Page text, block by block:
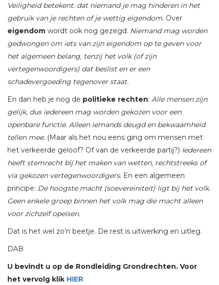
Veiligheid betekent: dat niemand je mag hinderen in het
gebruik van je rechten of je wettig eigendom. Over
eigendom wordt ook nog gezegd: Niemand mag worden
gedwongen om iets van zijn eigendom op te geven voor
het algemeen belang, tenzij het volk (of zijn
vertegenwoordigers) dat beslist en er een
schadevergoeding tegenover staat.
En dan heb je nog de politieke rechten: Alle mensen zijn
gelijk, dus iedereen mag worden gekozen voor een
openbare functie. Alleen iemands deugd en bekwaamheid
tellen mee. (Maar als het nou eens ging om mensen met
het verkeerde geloof? Of van de verkeerde partij?) Iedereen
heeft stemrecht bij het maken van wetten, rechtstreeks of
via gekozen vertegenwoordigers. En een algemeen
principe: De hoogste macht (soevereiniteit) ligt bij het volk.
Geen enkele groep binnen het volk mag die macht alleen
voor zichzelf opeisen.
Dat is het wel zo’n beetje. De rest is uitwerking en uitleg.
DAB
U bevindt u op de Rondleiding Grondrechten. Voor
het vervolg klik HIER.